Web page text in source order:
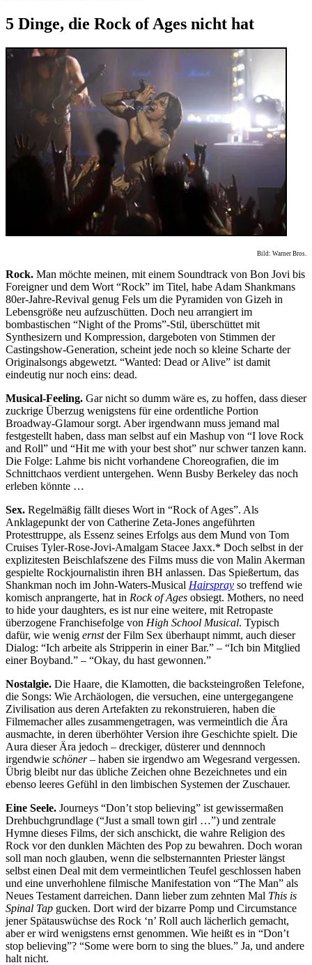
5 Dinge, die Rock of Ages nicht hat
Bild: Warner Bros.
Rock. Man möchte meinen, mit einem Soundtrack von Bon Jovi bis
Foreigner und dem Wort “Rock” im Titel, habe Adam Shankmans
80er-Jahre-Revival genug Fels um die Pyramiden von Gizeh in
Lebensgröße neu aufzuschütten. Doch neu arrangiert im
bombastischen “Night of the Proms”-Stil, überschüttet mit
Synthesizern und Kompression, dargeboten von Stimmen der
Castingshow-Generation, scheint jede noch so kleine Scharte der
Originalsongs abgewetzt. “Wanted: Dead or Alive” ist damit
eindeutig nur noch eins: dead.
Musical-Feeling. Gar nicht so dumm wäre es, zu hoffen, dass dieser
zuckrige Überzug wenigstens für eine ordentliche Portion
Broadway-Glamour sorgt. Aber irgendwann muss jemand mal
festgestellt haben, dass man selbst auf ein Mashup von “I love Rock
and Roll” und “Hit me with your best shot” nur schwer tanzen kann.
Die Folge: Lahme bis nicht vorhandene Choreografien, die im
Schnittchaos verdient untergehen. Wenn Busby Berkeley das noch
erleben könnte …
Sex. Regelmäßig fällt dieses Wort in “Rock of Ages”. Als
Anklagepunkt der von Catherine Zeta-Jones angeführten
Protesttruppe, als Essenz seines Erfolgs aus dem Mund von Tom
Cruises Tyler-Rose-Jovi-Amalgam Stacee Jaxx.* Doch selbst in der
explizitesten Beischlafszene des Films muss die von Malin Akerman
gespielte Rockjournalistin ihren BH anlassen. Das Spießertum, das
Shankman noch im John-Waters-Musical Hairspray so treffend wie
komisch anprangerte, hat in Rock of Ages obsiegt. Mothers, no need
to hide your daughters, es ist nur eine weitere, mit Retropaste
überzogene Franchisefolge von High School Musical. Typisch
dafür, wie wenig ernstder Film Sex überhaupt nimmt, auch dieser
Dialog: “Ich arbeite als Stripperin in einer Bar.” – “Ich bin Mitglied
einer Boyband.” – “Okay, du hast gewonnen.”
Nostalgie. Die Haare, die Klamotten, die backsteingroßen Telefone,
die Songs: Wie Archäologen, die versuchen, eine untergegangene
Zivilisation aus deren Artefakten zu rekonstruieren, haben die
Filmemacher alles zusammengetragen, was vermeintlich die Ära
ausmachte, in deren überhöhter Version ihre Geschichte spielt. Die
Aura dieser Ära jedoch – dreckiger, düsterer und dennnoch
irgendwie schöner– haben sie irgendwo am Wegesrand vergessen.
Übrig bleibt nur das übliche Zeichen ohne Bezeichnetes und ein
ebenso leeres Gefühl in den limbischen Systemen der Zuschauer.
Eine Seele. Journeys “Don’t stop believing” ist gewissermaßen
Drehbuchgrundlage (“Just a small town girl …”) und zentrale
Hymne dieses Films, der sich anschickt, die wahre Religion des
Rock vor den dunklen Mächten des Pop zu bewahren. Doch woran
soll man noch glauben, wenn die selbsternannten Priester längst
selbst einen Deal mit dem vermeintlichen Teufel geschlossen haben
und eine unverhohlene filmische Manifestation von “The Man” als
Neues Testament darreichen. Dann lieber zum zehnten Mal This is
Spinal Tap gucken. Dort wird der bizarre Pomp und Circumstance
jener Spätauswüchse des Rock ‘n’ Roll auch lächerlich gemacht,
aber er wird wenigstens ernst genommen. Wie heißt es in “Don’t
stop believing”? “Some were born to sing the blues.” Ja, und andere
halt nicht.